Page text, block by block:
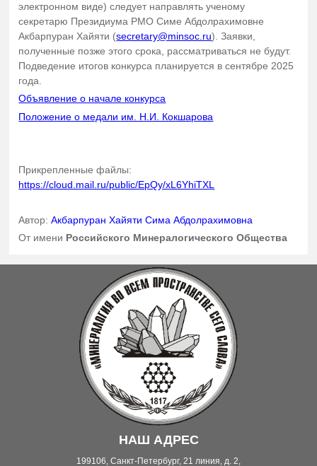
электронном виде) следует направлять ученому
секретарю Президиума РМО Симе Абдолрахимовне
Акбарпуран Хайяти (secretary@minsoc.ru). Заявки,
полученные позже этого срока, рассматриваться не будут.
Подведение итогов конкурса планируется в сентябре 2025
года.
Объявление о начале конкурса
Положение о медали им. Н.И. Кокшарова
Прикрепленные файлы:
https://cloud.mail.ru/public/EpQy/xL6YhiTXL
Автор:Акбарпуран Хайяти Сима Абдолрахимовна
От имени Российского Минералогического Общества
НАШ АДРЕС
199106, Санкт-Петербург, 21 линия, д. 2,